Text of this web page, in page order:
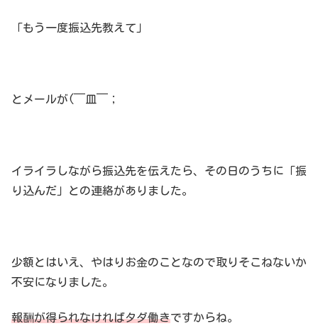
「もう一度振込先教えて」
とメールが(￣皿￣；
イライラしながら振込先を伝えたら、その日のうちに「振
り込んだ」との連絡がありました。
少額とはいえ、やはりお金のことなので取りそこねないか
不安になりました。
報酬が得られなければタダ働きですからね。